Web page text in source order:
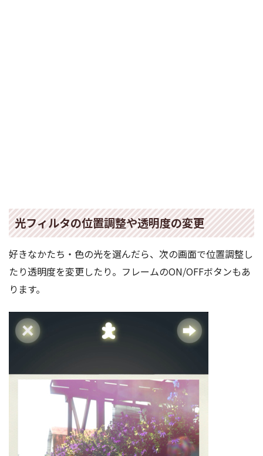
光フィルタの位置調整や透明度の変更
好きなかたち・色の光を選んだら、次の画面で位置調整し
たり透明度を変更したり。フレームのON/OFFボタンもあ
ります。